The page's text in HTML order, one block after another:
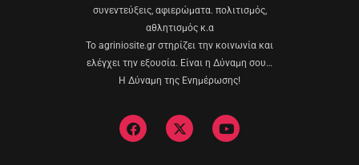
συνεντεύξεις, αφιερώματα. πολιτισμός,
αθλητισμός κ.α
Το agriniosite.gr στηρίζει την κοινωνία και
ελέγχει την εξουσία. Είναι η Δύναμη σου…
Η Δύναμη της Ενημέρωσης!